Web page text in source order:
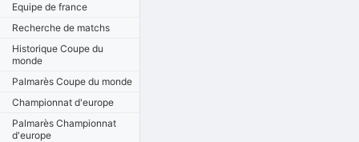
Equipe de france
Recherche de matchs
Historique Coupe du
monde
Palmarès Coupe du monde
Championnat d'europe
Palmarès Championnat
d'europe